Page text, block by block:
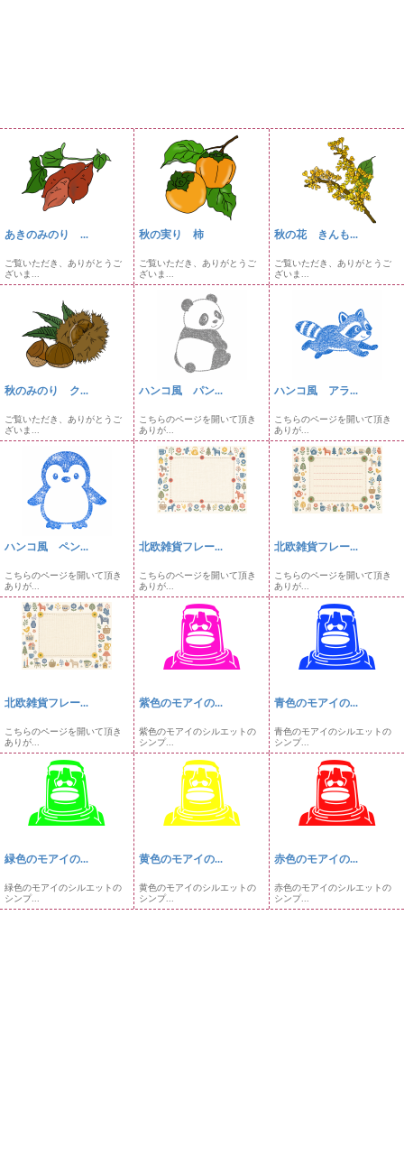
あきのみのり ...
ご覧いただき、ありがとうご
ざいま...
秋の実り 柿
ご覧いただき、ありがとうご
ざいま...
秋の花 きんも...
ご覧いただき、ありがとうご
ざいま...
秋のみのり ク...
ご覧いただき、ありがとうご
ざいま...
ハンコ風 パン...
こちらのページを開いて頂き
ありが...
ハンコ風 アラ...
こちらのページを開いて頂き
ありが...
ハンコ風 ペン...
こちらのページを開いて頂き
ありが...
北欧雑貨フレー...
こちらのページを開いて頂き
ありが...
北欧雑貨フレー...
こちらのページを開いて頂き
ありが...
北欧雑貨フレー...
こちらのページを開いて頂き
ありが...
紫色のモアイの...
紫色のモアイのシルエットの
シンプ...
青色のモアイの...
青色のモアイのシルエットの
シンプ...
緑色のモアイの...
緑色のモアイのシルエットの
シンプ...
黄色のモアイの...
黄色のモアイのシルエットの
シンプ...
赤色のモアイの...
赤色のモアイのシルエットの
シンプ...